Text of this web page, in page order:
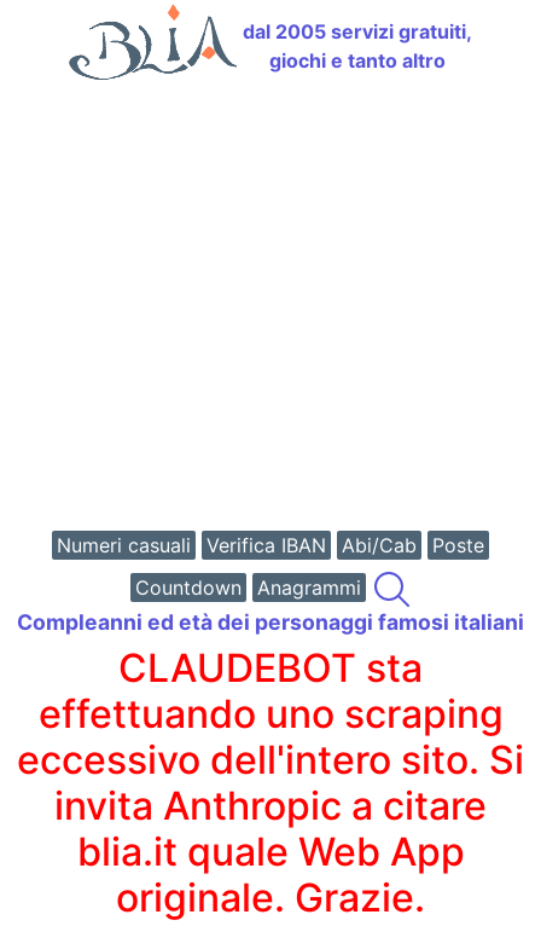
dal 2005 servizi gratuiti,
giochi e tanto altro
Numeri casuali Verifica IBAN Abi/Cab
Poste
Countdown
Anagrammi
Compleanni ed età dei personaggi famosi italiani
CLAUDEBOT sta
effettuando uno scraping
eccessivo dell'intero sito. Si
invita Anthropic a citare
blia.it quale Web App
originale. Grazie.